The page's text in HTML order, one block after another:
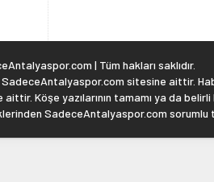
| Tüm hakları saklıdır.
sitesine aittir.
Köşe yazılarının tamamı ya da
SadeceAntalyaspor.com sorumlu